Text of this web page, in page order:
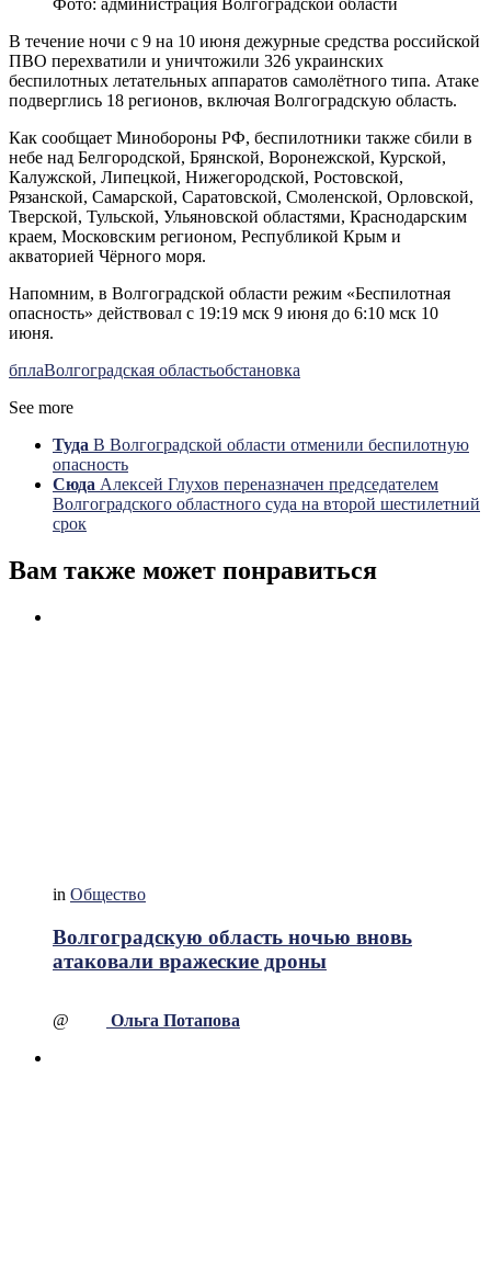
Фото: администрация Волгоградской области
В течение ночи с 9 на 10 июня дежурные средства российской
ПВО перехватили и уничтожили 326 украинских
беспилотных летательных аппаратов самолётного типа. Атаке
подверглись 18 регионов, включая Волгоградскую область.
Как сообщает Минобороны РФ, беспилотники также сбили в
небе над Белгородской, Брянской, Воронежской, Курской,
Калужской, Липецкой, Нижегородской, Ростовской,
Рязанской, Самарской, Саратовской, Смоленской, Орловской,
Тверской, Тульской, Ульяновской областями, Краснодарским
краем, Московским регионом, Республикой Крым и
акваторией Чёрного моря.
Напомним, в Волгоградской области режим «Беспилотная
опасность» действовал с 19:19 мск 9 июня до 6:10 мск 10
июня.
бплаВолгоградская областьобстановка
See more
Туда В Волгоградской области отменили беспилотную
опасность
Сюда Алексей Глухов переназначен председателем
Волгоградского областного суда на второй шестилетний
срок
Вам также может понравиться
in Общество
Волгоградскую область ночью вновь
атаковали вражеские дроны
@ Ольга Потапова